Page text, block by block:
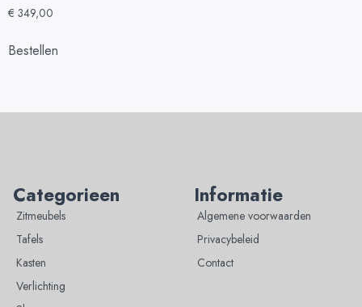
€ 349,00
Bestellen
Categorieen
Zitmeubels
Tafels
Kasten
Verlichting
Informatie
Algemene voorwaarden
Privacybeleid
Contact